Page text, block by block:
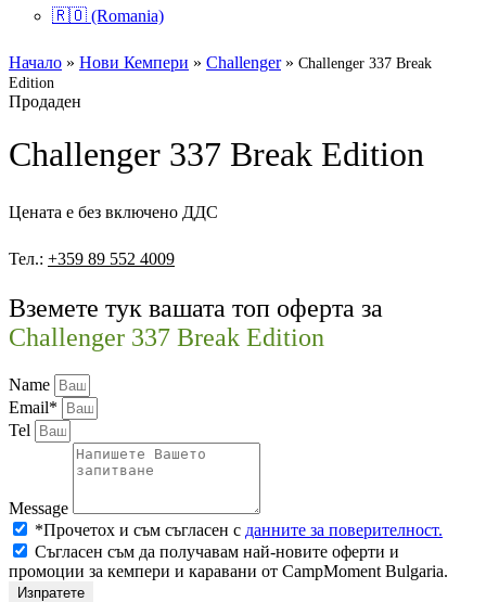
🇷🇴 (Romania)
Начало » Нови Кемпери » Challenger» Challenger 337 Break
Edition
Продаден
Challenger 337 Break Edition
Цената е без включено ДДС
Тел.: +359 89 552 4009
Вземете тук вашата топ оферта за
Challenger 337 Break Edition
Name
Email*
Tel
Message
*Прочетох и съм съгласен с данните за поверителност.
Съгласен съм да получавам най-новите оферти и
промоции за кемпери и каравани от CampMoment Bulgaria.
Изпратете